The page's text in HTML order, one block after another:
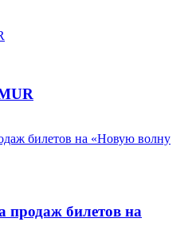
продаж билетов на